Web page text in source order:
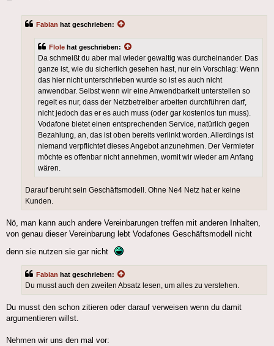
Fabian hat geschrieben:
Flole hat geschrieben:
Da schmeißt du aber mal wieder gewaltig was durcheinander. Das
ganze ist, wie du sicherlich gesehen hast, nur ein Vorschlag: Wenn
das hier nicht unterschrieben wurde so ist es auch nicht
anwendbar. Selbst wenn wir eine Anwendbarkeit unterstellen so
regelt es nur, dass der Netzbetreiber arbeiten durchführen darf,
nicht jedoch das er es auch muss (oder gar kostenlos tun muss).
Vodafone bietet einen entsprechenden Service, natürlich gegen
Bezahlung, an, das ist oben bereits verlinkt worden. Allerdings ist
niemand verpflichtet dieses Angebot anzunehmen. Der Vermieter
möchte es offenbar nicht annehmen, womit wir wieder am Anfang
wären.
Darauf beruht sein Geschäftsmodell. Ohne Ne4 Netz hat er keine
Kunden.
Nö, man kann auch andere Vereinbarungen treffen mit anderen Inhalten,
von genau dieser Vereinbarung lebt Vodafones Geschäftsmodell nicht
denn sie nutzen sie gar nicht
Fabian hat geschrieben:
Du musst auch den zweiten Absatz lesen, um alles zu verstehen.
Du musst den schon zitieren oder darauf verweisen wenn du damit
argumentieren willst.
Nehmen wir uns den mal vor: